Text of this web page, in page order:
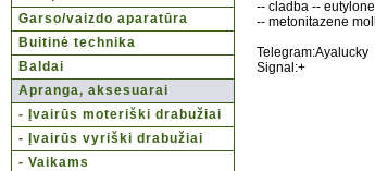
Garso/vaizdo aparatūra
Buitinė technika
Baldai
Apranga, aksesuarai
- Įvairūs moteriški drabužiai
- Įvairūs vyriški drabužiai
- Vaikams
-- cladba --
-- metonitazene
Telegram:Ayalucky
Signal:+